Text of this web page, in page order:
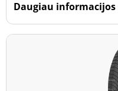
Daugiau informacijos